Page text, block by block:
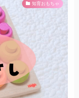
知育おもちゃ